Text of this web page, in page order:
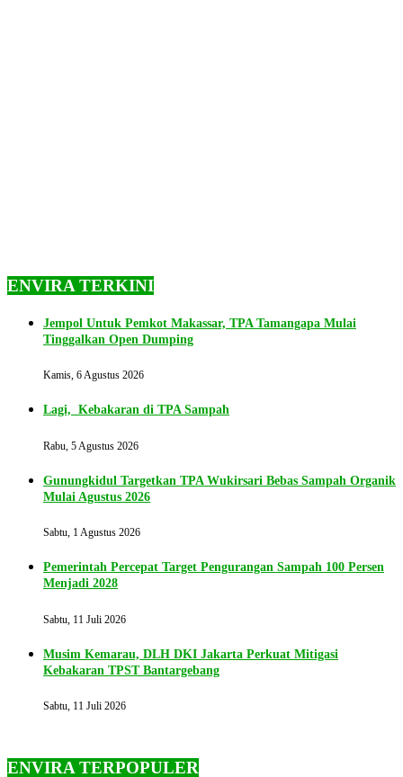
ENVIRA TERKINI
Jempol Untuk Pemkot Makassar, TPA Tamangapa Mulai
Tinggalkan Open Dumping
Kamis, 6 Agustus 2026
Lagi, Kebakaran di TPA Sampah
Rabu, 5 Agustus 2026
Gunungkidul Targetkan TPA Wukirsari Bebas Sampah Organik
Mulai Agustus 2026
Sabtu, 1 Agustus 2026
Pemerintah Percepat Target Pengurangan Sampah 100 Persen
Menjadi 2028
Sabtu, 11 Juli 2026
Musim Kemarau, DLH DKI Jakarta Perkuat Mitigasi
Kebakaran TPST Bantargebang
Sabtu, 11 Juli 2026
ENVIRA TERPOPULER